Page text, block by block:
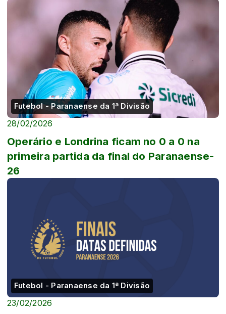
Futebol - Paranaense da 1ª Divisão
28/02/2026
Operário e Londrina ficam no 0 a 0 na
primeira partida da final do Paranaense-
26
Futebol - Paranaense da 1ª Divisão
23/02/2026